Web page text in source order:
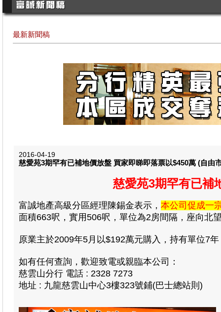
最新新聞稿
2016-04-19
慈愛苑3期罕有已補地價放盤 買家即睇即落票以$450萬 (自由
慈愛苑3期罕有已補
富誠地產高級分區經理陳錫金表示， 本公司促成一
面積663呎，實用506呎，單位為2房間隔，座向北
原業主於2009年5月以$192萬元購入，持有單位7
如有任何查詢，歡迎致電或親臨本公司：
慈雲山分行 電話 : 2328 7273
地址 : 九龍慈雲山中心3樓323號鋪(巴士總站則)